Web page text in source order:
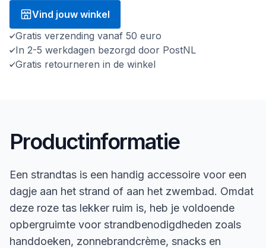
Vind jouw winkel
Gratis verzending vanaf 50 euro
In 2-5 werkdagen bezorgd door PostNL
Gratis retourneren in de winkel
Productinformatie
Een strandtas is een handig accessoire voor een
dagje aan het strand of aan het zwembad. Omdat
deze roze tas lekker ruim is, heb je voldoende
opbergruimte voor strandbenodigdheden zoals
handdoeken, zonnebrandcrème, snacks en